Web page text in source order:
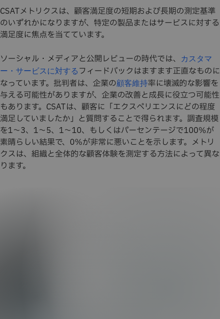
CSATメトリクスは、顧客満足度の短期および長期の測定基準
のいずれかになりますが、特定の製品またはサービスに対する
満足度に焦点を当てています。
ソーシャル・メディアと公開レビューの時代では、
カスタマ
ー・サービスに対する フィードバックはますます正直なものに
なっています。批判者は、企業の顧客維持率に壊滅的な影響を
与える可能性がありますが、企業の改善と成長に役立つ可能性
もあります。CSATは、顧客に「エクスペリエンスにどの程度
満足していましたか」と質問することで得られます。調査規模
を1〜3、1〜5、1〜10、もしくはパーセンテージで100％が
素晴らしい結果で、0％が非常に悪いことを示します。メトリ
クスは、組織と全体的な顧客体験を測定する方法によって異な
ります。